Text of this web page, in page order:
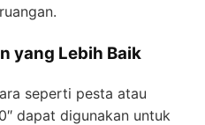
yang Lebih Baik
seperti pesta atau
dapat digunakan untuk